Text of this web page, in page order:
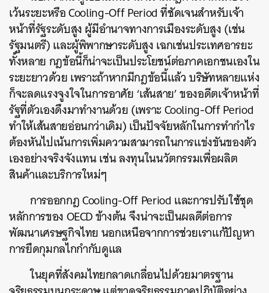
เว้นระยะหรือ Cooling-Off Period ที่ชัดเจนสำหรับเจ้า
หน้าที่รัฐระดับสูง ผู้มีอำนาจทางการเมืองระดับสูง (เช่น
รัฐมนตรี) และผู้พิพากษาระดับสูง เฉกเช่นประเทศอารยะ
ทั้งหลาย กฎข้อนี้ก็น่าจะเป็นประโยชน์ต่อภาคเอกชนเองใน
ระยะยาวด้วย เพราะถ้าหากมีกฎข้อนี้แล้ว บริษัทหลายแห่ง
ก็จะลดแรงจูงใจในการอาศัย ‘เส้นสาย’ ของอดีตเจ้าหน้าที่
รัฐที่ตัวเองดึงมาทำงานด้วย (เพราะ Cooling-Off Period
ทำให้เส้นสายอ่อนกว่าเดิม) เป็นปัจจัยหลักในการทำกำไร
ต้องหันไปเน้นการเพิ่มความสามารถในการแข่งขันของตัว
เองอย่างจริงจังแทน เช่น ลงทุนในนวัตกรรมเพื่อผลิต
สินค้าและบริการใหม่ๆ
การออกกฎ Cooling-Off Period และการปรับใช้ชุด
หลักการของ OECD ข้างต้น จึงน่าจะเป็นผลดีต่อการ
พัฒนาเศรษฐกิจไทย นอกเหนือจากการช่วยเราแก้ปัญหา
การยึดกุมกลไกกำกับดูแล
ในยุคที่สังคมไทยกลาดเกลื่อนไปด้วยมาตรฐาน